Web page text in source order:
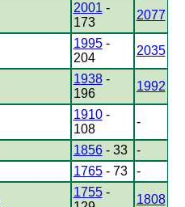
2001 -
173
2077
1995-
204
2035
1938-
196
1992
1910-
108
-
1856- 33
-
1765- 73 -
1755-
1808